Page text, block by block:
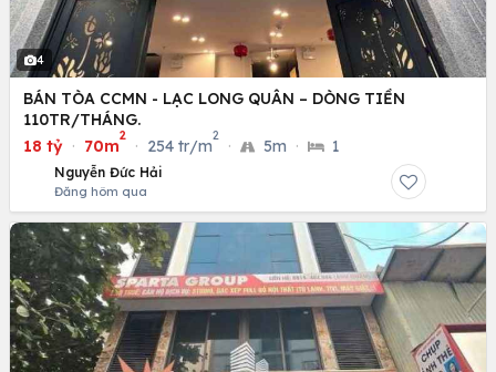
4
BÁN TÒA CCMN - LẠC LONG QUÂN – DÒNG TIỀN
110TR/THÁNG.
18 tỷ · 70m
2
· 254 tr/m
2
· 5m · 1
Nguyễn Đức Hải
Đăng hôm qua